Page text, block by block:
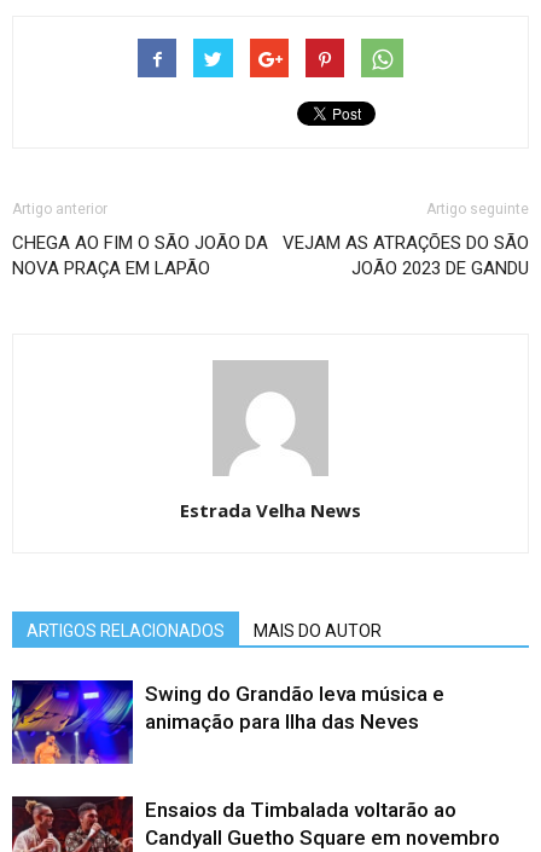
Artigo anterior
CHEGA AO FIM O SÃO JOÃO DA
NOVA PRAÇA EM LAPÃO
Artigo seguinte
VEJAM AS ATRAÇÕES DO SÃO
JOÃO 2023 DE GANDU
Estrada Velha News
ARTIGOS RELACIONADOS MAIS DO AUTOR
Swing do Grandão leva música e
animação para Ilha das Neves
Ensaios da Timbalada voltarão ao
Candyall Guetho Square em novembro